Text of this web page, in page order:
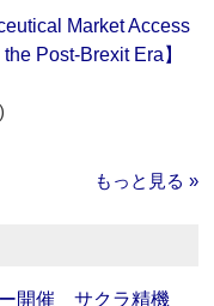
Market Access
Post-Brexit Era】
もっと見る »
開催 サクラ精機